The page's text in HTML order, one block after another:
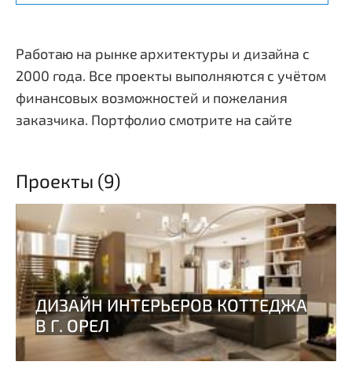
Работаю на рынке архитектуры и дизайна с
2000 года. Все проекты выполняются с учётом
финансовых возможностей и пожелания
заказчика. Портфолио смотрите на сайте
Проекты (9)